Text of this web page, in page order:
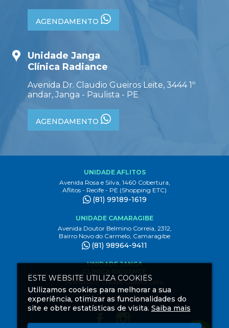
AGENDAMENTO
Unidade Janga
Clínica Radiance
Avenida Dr. Claudio Gueiros Leite, 3444 1º
andar, Janga - Paulista - PE
AGENDAMENTO
UNIDADE AFLITOS
Avenida Rosa e Silva, 1460 Cobertura,
Aflitos - Recife - PE (Shopping ETC)
(81) 99189-1619
UNIDADE CAMARAGIBE
Avenida Doutor Belmino Correia, 2312,
Bairro Novo do Carmelo, Camaragibe
(81) 98964-9411
UNIDADE JANGA
Avenida Dr. Claudio Gueiros Leite,
3444 1º andar, Janga Paulista - PE
(81) 99189-1619
ESTE WEBSITE UTILIZA COOKIES
Utilizamos cookies para melhorar a sua
experiência, otimizar as funcionalidades do
site e obter estatísticas de visita. Saiba mais